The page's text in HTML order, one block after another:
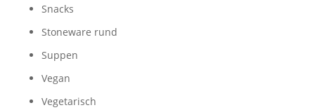
Snacks
Stoneware rund
Suppen
Vegan
Vegetarisch